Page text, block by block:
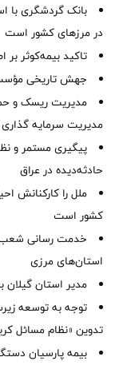
بانک گردشگری با
در مرزهای کشور است
تاکید بیمه‌کوثر
جهش تاریخی
مدیریت ریسک و
مدیریت سرمایه گذاری
پیگیری مستمر و
حادثه‌دیده در عراق
ملل را کارکنانش
کشور است
خدمت رسانی شعب
استان‌‌های مرزی
‌مدیر استان
توجه به توسعه
تدوین «نظام مسائل
بیمه پارسیان